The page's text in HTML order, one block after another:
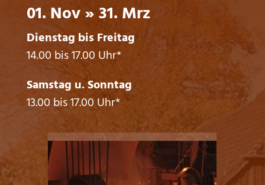
01. Nov » 31. Mrz
Dienstag bis Freitag
14.00 bis 17.00 Uhr*
Samstag u. Sonntag
13.00 bis 17.00 Uhr*